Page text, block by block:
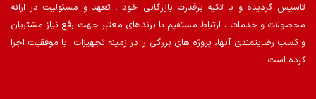
تاسیس گردیده و با تکیه برقدرت بازرگانی خود ، تعهد و مسئولیت در ارائه
محصولات و خدمات ، ارتباط مستقیم با برندهای معتبر جهت رفع نیاز مشتریان
و کسب رضایتمندی آنها، پروژه های بزرگی را در زمینه تجهیزات با موفقیت اجرا
کرده است.